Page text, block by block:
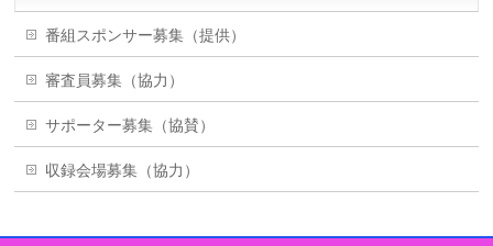
番組スポンサー募集（提供）
審査員募集（協力）
サポーター募集（協賛）
収録会場募集（協力）